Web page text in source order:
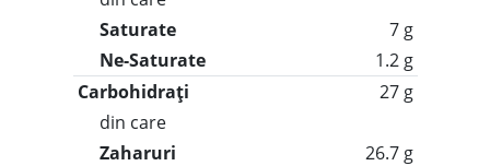
Saturate
7 g
Ne-Saturate
1.2 g
Carbohidrați
27 g
din care
Zaharuri
26.7 g